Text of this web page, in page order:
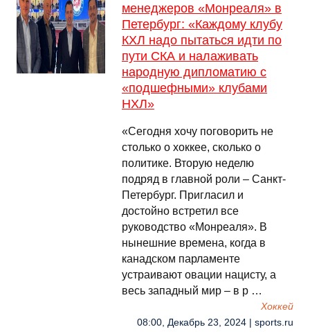
менеджеров «Монреаля» в
Петербург: «Каждому клубу
КХЛ надо пытаться идти по
пути СКА и налаживать
народную дипломатию с
«подшефными» клубами
НХЛ»
«Сегодня хочу поговорить не
столько о хоккее, сколько о
политике. Вторую неделю
подряд в главной роли – Санкт-
Петербург. Пригласил и
достойно встретил все
руководство «Монреаля». В
нынешние времена, когда в
канадском парламенте
устраивают овации нацисту, а
весь западный мир – в р …
Хоккей
08:00, Декабрь 23, 2024 | sports.ru